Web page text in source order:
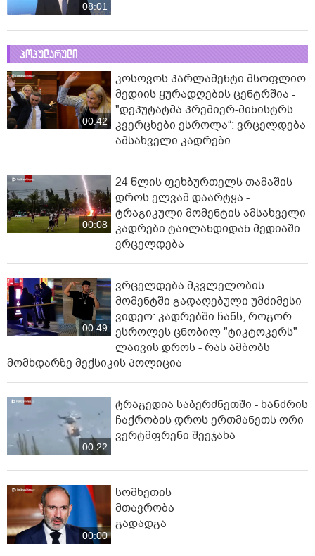
08:01
პოპულარული
00:42
კოსოვოს პარლამენტი მსოფლიო
მედიის ყურადღების ცენტრშია -
"დეპუტატმა პრემიერ-მინისტრს
კვერცხები ესროლა“: ვრცელდება
ამსახველი კადრები
00:08
24 წლის ფეხბურთელს თამაშის
დროს ელვამ დაარტყა -
ტრაგიკული მომენტის ამსახველი
კადრები ტაილანდიდან მედიაში
ვრცელდება
00:49
ვრცელდება მკვლელობის
მომენტში გადაღებული უმძიმესი
ვიდეო: კადრებში ჩანს, როგორ
ესროლეს ცნობილ "ტიკტოკერს"
ლაივის დროს - რას ამბობს
მომხდარზე მექსიკის პოლიცია
00:22
ტრაგედია საბერძნეთში - ხანძრის
ჩაქრობის დროს ერთმანეთს ორი
ვერტმფრენი შეეჯახა
00:00
სომხეთის
მთავრობა
გადადგა